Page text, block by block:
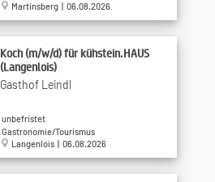
Martinsberg | 06.08.2026
Koch (m/w/d) für kühstein.HAUS
(Langenlois)
Gasthof Leindl
unbefristet
Gastronomie/Tourismus
Langenlois | 06.08.2026